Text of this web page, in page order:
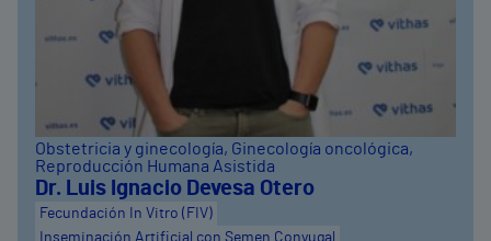
Obstetricia y ginecología, Ginecología oncológica,
Reproducción Humana Asistida
Dr. Luis Ignacio Devesa Otero
Fecundación In Vitro (FIV)
Inseminación Artificial con Semen Conyugal